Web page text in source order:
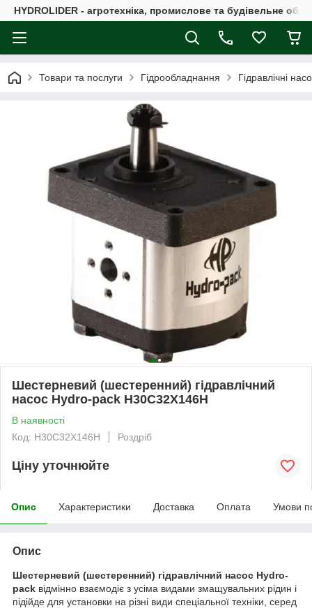
HYDROLIDER - агротехніка, промислове та будівельне
Товари та послуги Гідрообладнання Гідравлічні
Шестерневий (шестеренний) гідравлічний
насос Hydro-pack H30C32X146H
В наявності
Код: H30C32X146H
Роздріб
Ціну уточнюйте
Опис Характеристики Доставка Оплата Умови
Опис
Шестерневий (шестеренний) гідравлічний насос Hydro-
pack відмінно взаємодіє з усіма видами змащувальних рідин і
підійде для установки на різні види спеціальної техніки, серед